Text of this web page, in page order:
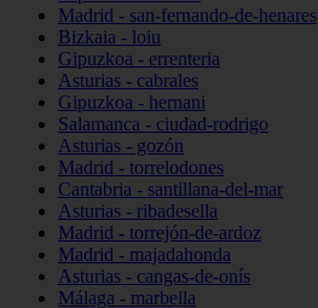
Madrid - san-fernando-de-henares
Bizkaia - loiu
Gipuzkoa - errenteria
Asturias - cabrales
Gipuzkoa - hernani
Salamanca - ciudad-rodrigo
Asturias - gozón
Madrid - torrelodones
Cantabria - santillana-del-mar
Asturias - ribadesella
Madrid - torrejón-de-ardoz
Madrid - majadahonda
Asturias - cangas-de-onís
Málaga - marbella